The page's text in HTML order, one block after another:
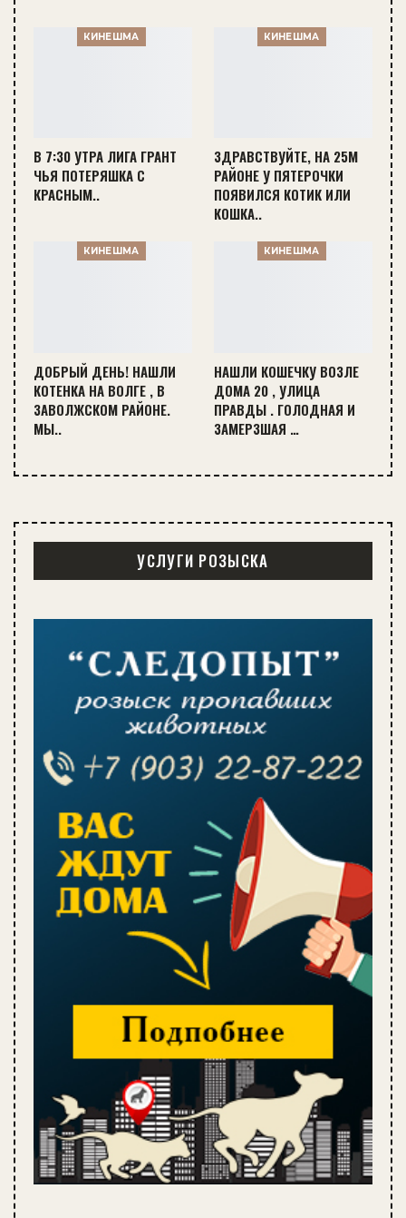
КИНЕШМА
В 7:30 УТРА ЛИГА ГРАНТ
ЧЬЯ ПОТЕРЯШКА С
КРАСНЫМ..
КИНЕШМА
ЗДРАВСТВУЙТЕ, НА 25М
РАЙОНЕ У ПЯТЕРОЧКИ
ПОЯВИЛСЯ КОТИК ИЛИ
КОШКА..
КИНЕШМА
ДОБРЫЙ ДЕНЬ! НАШЛИ
КОТЕНКА НА ВОЛГЕ , В
ЗАВОЛЖСКОМ РАЙОНЕ.
МЫ..
КИНЕШМА
НАШЛИ КОШЕЧКУ ВОЗЛЕ
ДОМА 20 , УЛИЦА
ПРАВДЫ . ГОЛОДНАЯ И
ЗАМЕРЗШАЯ …
УСЛУГИ РОЗЫСКА